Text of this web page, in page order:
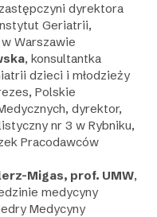
dyrektora
Geriatrii,
Warszawie
, konsultantka
dzieci i młodzieży
Polskie
dyrektor,
nr 3 w Rybniku,
Pracodawców
Migas, prof. UMW,
medycyny
Medycyny